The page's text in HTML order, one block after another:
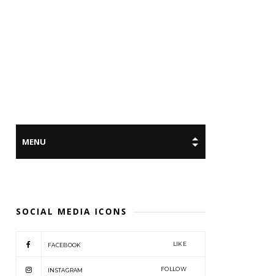
SOCIAL MEDIA ICONS
FACEBOOK LIKE
INSTAGRAM FOLLOW